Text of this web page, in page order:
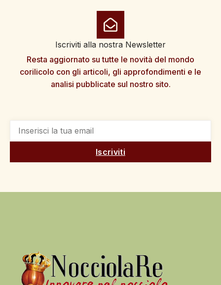
Iscriviti alla nostra Newsletter
Resta aggiornato su tutte le novità del mondo
corilicolo con gli articoli, gli approfondimenti e le
analisi pubblicate sul nostro sito.
Iscriviti